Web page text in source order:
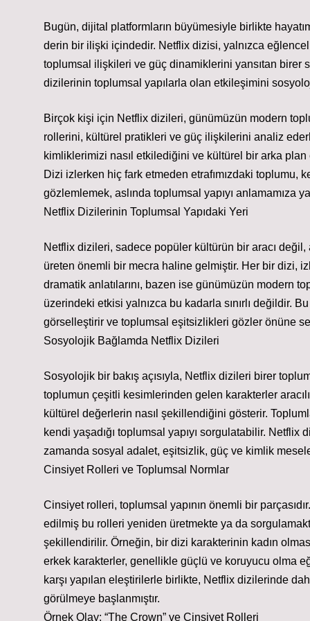
Bugün, dijital platformların büyümesiyle birlikte
derin bir ilişki içindedir. Netflix dizisi, yalnızca
toplumsal ilişkileri ve güç dinamiklerini yansıtan birer
dizilerinin toplumsal yapılarla olan etkileşimini
Birçok kişi için Netflix dizileri, günümüzün modern
rollerini, kültürel pratikleri ve güç ilişkilerini analiz
kimliklerimizi nasıl etkilediğini ve kültürel bir arka
Dizi izlerken hiç fark etmeden etrafımızdaki toplumu,
gözlemlemek, aslında toplumsal yapıyı anlamamıza
Netflix Dizilerinin Toplumsal Yapıdaki Yeri
Netflix dizileri, sadece popüler kültürün bir aracı değil,
üreten önemli bir mecra haline gelmiştir. Her bir dizi,
dramatik anlatılarını, bazen ise günümüzün modern
üzerindeki etkisi yalnızca bu kadarla sınırlı değildir.
görselleştirir ve toplumsal eşitsizlikleri gözler önüne
Sosyolojik Bağlamda Netflix Dizileri
Sosyolojik bir bakış açısıyla, Netflix dizileri birer
toplumun çeşitli kesimlerinden gelen karakterler
kültürel değerlerin nasıl şekillendiğini gösterir.
kendi yaşadığı toplumsal yapıyı sorgulatabilir.
zamanda sosyal adalet, eşitsizlik, güç ve kimlik
Cinsiyet Rolleri ve Toplumsal Normlar
Cinsiyet rolleri, toplumsal yapının önemli bir
edilmiş bu rolleri yeniden üretmekte ya da
şekillendirilir. Örneğin, bir dizi karakterinin kadın
erkek karakterler, genellikle güçlü ve koruyucu olma
karşı yapılan eleştirilerle birlikte, Netflix dizilerinde
görülmeye başlanmıştır.
Örnek Olay: “The Crown” ve Cinsiyet Rolleri